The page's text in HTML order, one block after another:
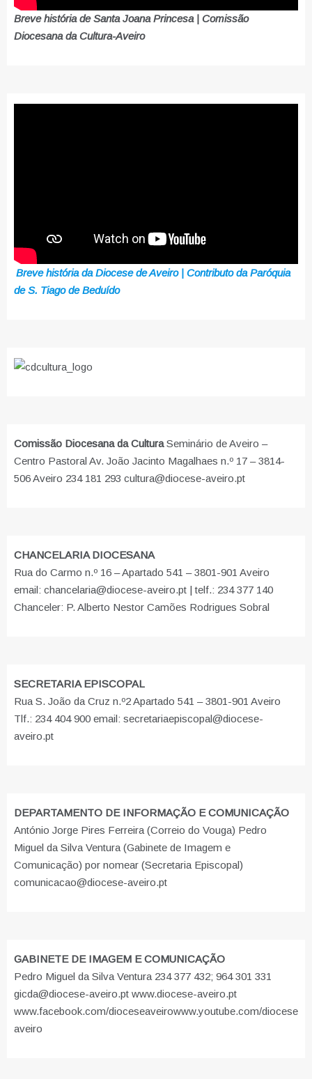
Breve história de Santa Joana Princesa | Comissão
Diocesana da Cultura-Aveiro
Breve história da Diocese de Aveiro | Contributo da Paróquia
de S. Tiago de Beduído
Comissão Diocesana da CulturaSeminário de Aveiro –
Centro Pastoral Av. João Jacinto Magalhaes n.º 17 – 3814-
506 Aveiro 234 181 293 cultura@diocese-aveiro.pt
CHANCELARIA DIOCESANA
Rua do Carmo n.º 16 – Apartado 541 – 3801-901 Aveiro
email: chancelaria@diocese-aveiro.pt | telf.: 234 377 140
Chanceler: P. Alberto Nestor Camões Rodrigues Sobral
SECRETARIA EPISCOPAL
Rua S. João da Cruz n.º2 Apartado 541 – 3801-901 Aveiro
Tlf.: 234 404 900 email: secretariaepiscopal@diocese-
aveiro.pt
DEPARTAMENTO DE INFORMAÇÃO E COMUNICAÇÃO
António Jorge Pires Ferreira (Correio do Vouga) Pedro
Miguel da Silva Ventura (Gabinete de Imagem e
Comunicação) por nomear (Secretaria Episcopal)
comunicacao@diocese-aveiro.pt
GABINETE DE IMAGEM E COMUNICAÇÃO
Pedro Miguel da Silva Ventura 234 377 432; 964 301 331
gicda@diocese-aveiro.pt www.diocese-aveiro.pt
www.facebook.com/dioceseaveirowww.youtube.com/diocese
aveiro